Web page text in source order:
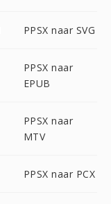
PPSX naar SVG
PPSX naar
EPUB
PPSX naar
MTV
PPSX naar PCX